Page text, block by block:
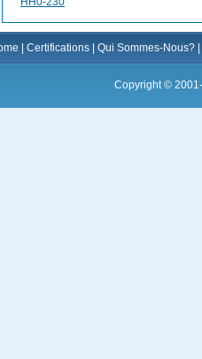
Certifications Qui Sommes-Nous?
Copyright ©